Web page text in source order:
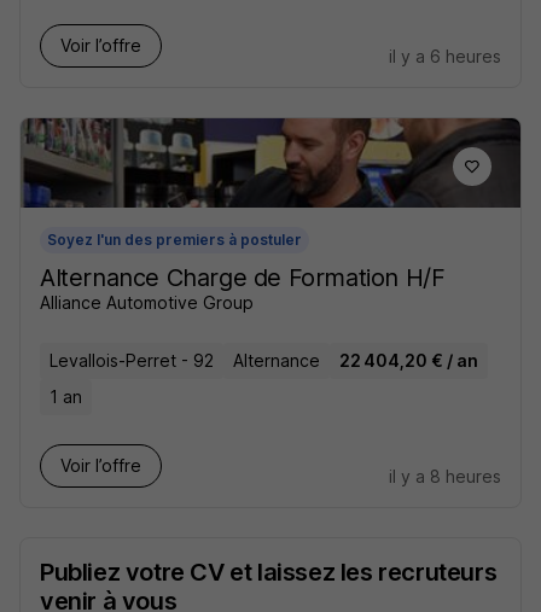
Voir l’offre
il y a 6 heures
Soyez l'un des premiers à postuler
Alternance Charge de Formation H/F
Alliance Automotive Group
Levallois-Perret - 92 Alternance
22 404,20 € / an
1 an
Voir l’offre
il y a 8 heures
Publiez votre CV et laissez les recruteurs
venir à vous